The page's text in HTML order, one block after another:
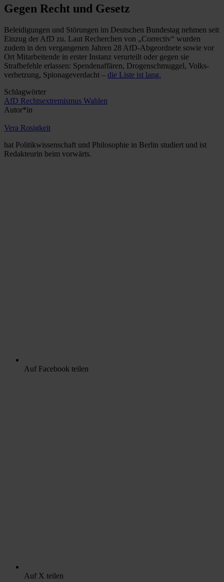
Gegen Recht und Gesetz
Beleidigungen und Störungen im Deutschen Bundestag nehmen seit
Einzug der AfD zu. Laut Recherchen von „Correctiv“ wurden
zudem in den vergangenen Jahren 28 AfD-Abgeordnete sowie vor
Ort Mit­arbeitende in erster Instanz verurteilt oder gegen sie
Strafbefehle erlassen: Spenden­affären, Drogenschmuggel, Volks­
verhetzung, Spionageverdacht – die Liste ist lang.
Schlagwörter
AfD Rechtsextremismus Wahlen
Autor*in
Vera Rosigkeit
hat Politikwissenschaft und Philosophie in Berlin studiert und ist
Redakteurin beim vorwärts.
Auf Facebook teilen
Auf X teilen